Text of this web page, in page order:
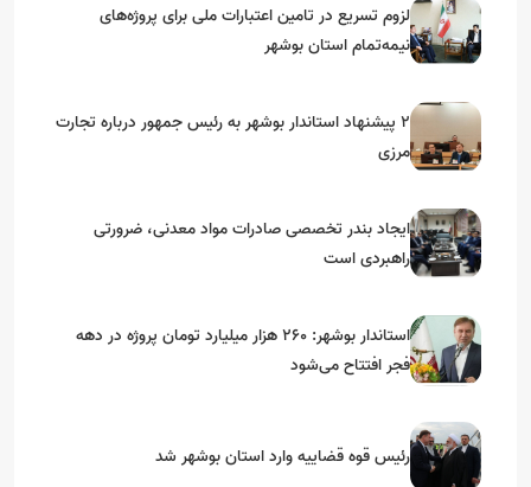
لزوم تسریع در تامین اعتبارات ملی برای پروژه‌های
نیمه‌تمام استان بوشهر
۲ پیشنهاد استاندار بوشهر به رئیس جمهور درباره تجارت
مرزی
ایجاد بندر تخصصی صادرات مواد معدنی، ضرورتی
راهبردی است
استاندار بوشهر: ۲۶۰ هزار میلیارد تومان پروژه در دهه
فجر افتتاح می‌شود
رئیس قوه قضاییه وارد استان بوشهر شد